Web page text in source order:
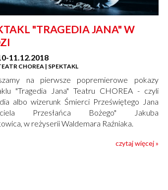
"TRAGEDIA JANA" W
11.12.2018
CHOREA | SPEKTAKL
na pierwsze popremierowe pokazy
"Tragedia Jana" Teatru CHOREA - czyli
albo wizerunk Śmierci Przeświętego Jana
Przesłańca Bożego" Jakuba
w reżyserii Waldemara Raźniaka.
czytaj więcej »